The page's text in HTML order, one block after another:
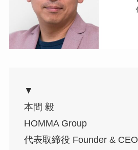
▼
本間 毅
HOMMA Group
代表取締役 Founder & CEO